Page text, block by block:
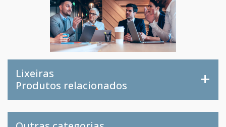
Lixeiras
Produtos relacionados